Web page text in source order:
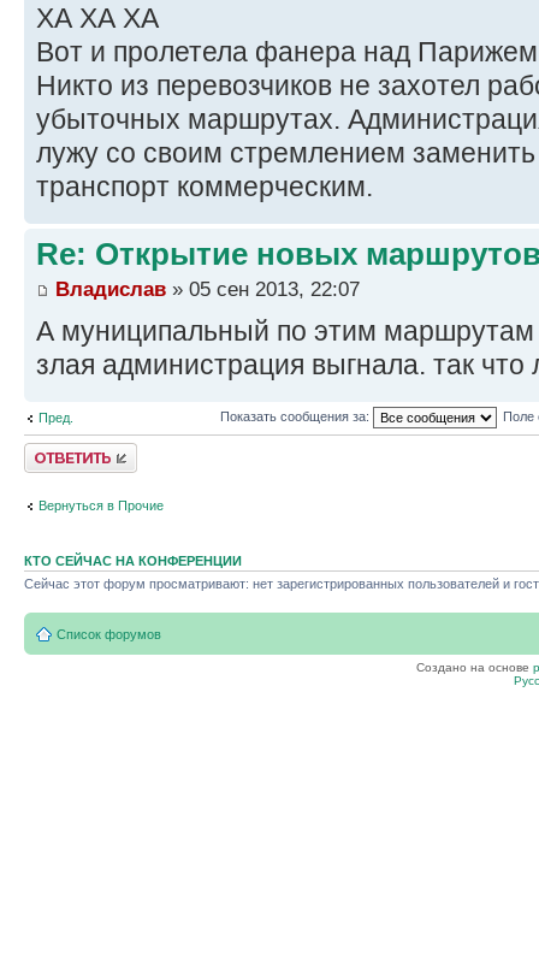
ХА ХА ХА
Вот и пролетела фанера над
Никто из перевозчиков не захотел
убыточных маршрутах.
лужу со своим стремлением
транспорт коммерческим.
Re: Открытие новых
Владислав » 05 сен 2013, 22:07
А муниципальный по этим маршрутам
злая администрация выгнала. так что
Пред. Показать сообщения за: Поле
Ответить
Вернуться в Прочие
КТО СЕЙЧАС НА КОНФЕРЕНЦИИ
Сейчас этот форум просматривают: нет зарегистрированных пользователей и
Список форумов
Создано на основе